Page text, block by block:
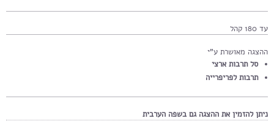
עד 180 קהל
ההצגה מאושרת ע"י
סל תרבות ארצי
תרבות לפריפרייה
ניתן להזמין את ההצגה גם בשפה הערבית